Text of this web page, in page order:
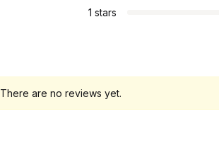
1 stars
There are no reviews yet.